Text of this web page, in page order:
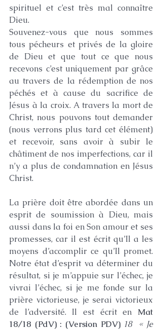
spirituel et c’est très mal connaître
Dieu.
Souvenez-vous que nous sommes
tous pécheurs et privés de la gloire
de Dieu et que tout ce que nous
recevons c’est uniquement par grâce
au travers de la rédemption de nos
péchés et à cause du sacrifice de
Jésus à la croix. A travers la mort de
Christ, nous pouvons tout demander
(nous verrons plus tard cet élément)
et recevoir, sans avoir à subir le
châtiment de nos imperfections, car il
n’y a plus de condamnation en Jésus
Christ.
La prière doit être abordée dans un
esprit de soumission à Dieu, mais
aussi dans la foi en Son amour et ses
promesses, car il est écrit qu’Il a les
moyens d’accomplir ce qu’Il promet.
Notre état d’esprit va déterminer du
résultat, si je m’appuie sur l’échec, je
vivrai l’échec, si je me fonde sur la
prière victorieuse, je serai victorieux
de l’adversité. Il est écrit en Mat
18/18 (PdV) : (Version PDV) 18  « Je